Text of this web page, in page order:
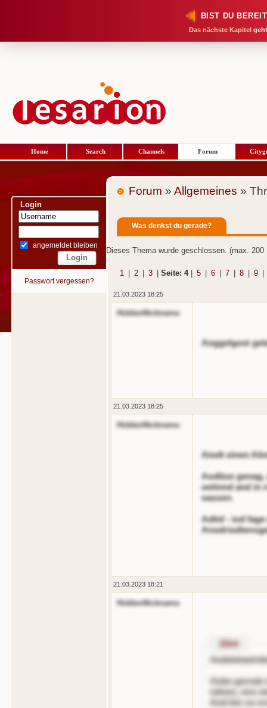
BIST DU
Das nächste Kapitel
Home Search Channels Forum
Login
angemeldet bleiben
Passwort vergessen?
Forum » Allgemeines »
Was denkst du gerade?
Dieses Thema wurde geschlossen. (max. 200
1 2 3 Seite: 4 5 6 7 8 9
21.03.2023 18:25
HiddenNickname
Aoggelgost
21.03.2023 18:25
HiddenNickname
Aiodt einen
Aodlioo
oeitnnd and in
oassen.
Aditd - iod
21.03.2023 18:21
HiddenNickname
Zitnt
Anbe
ndnen, ons
And bin so